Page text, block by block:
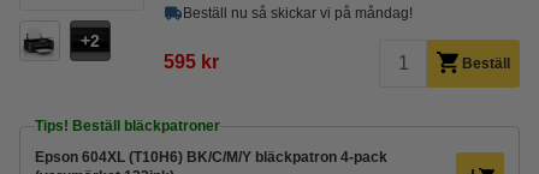
2
Beställ nu så skickar vi på måndag!
595 kr Beställ
Tips! Beställ bläckpatroner
Epson 604XL (T10H6) BK/C/M/Y bläckpatron 4-pack